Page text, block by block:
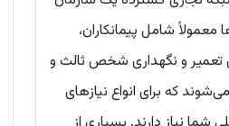
شامل پیمانکاران،
تعمیر و نگهداری شخص ثالث و
که برای انواع نیازهای